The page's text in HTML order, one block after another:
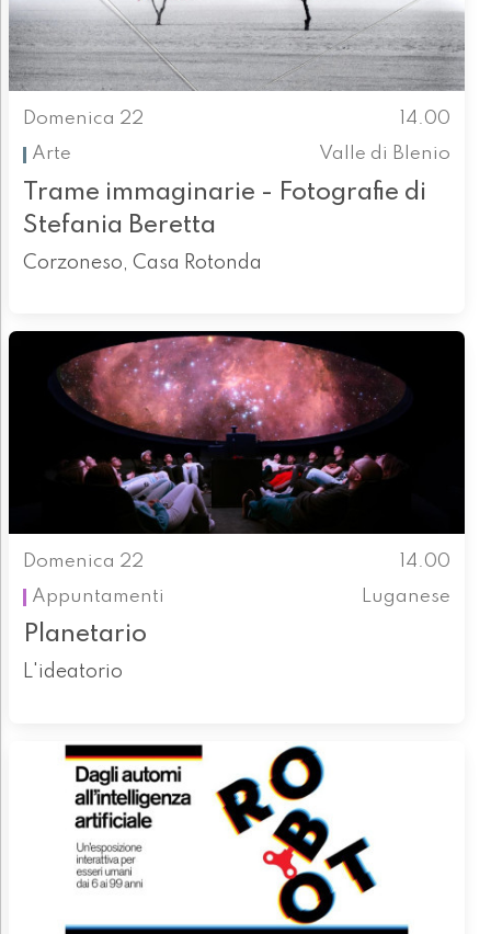
Domenica 22
14.00
Arte
Valle di Blenio
Trame immaginarie - Fotografie di
Stefania Beretta
Corzoneso, Casa Rotonda
Domenica 22
14.00
Appuntamenti
Luganese
Planetario
L'ideatorio